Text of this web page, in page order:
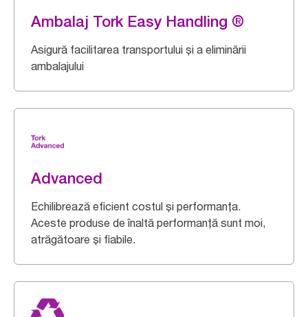
Ambalaj Tork Easy Handling ®
Asigură facilitarea transportului și a eliminării
ambalajului
Advanced
Echilibrează eficient costul și performanța.
Aceste produse de înaltă performanță sunt moi,
atrăgătoare și fiabile.